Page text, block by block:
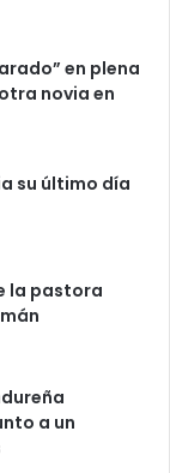
en plena
novia en
su último día
la pastora
a un